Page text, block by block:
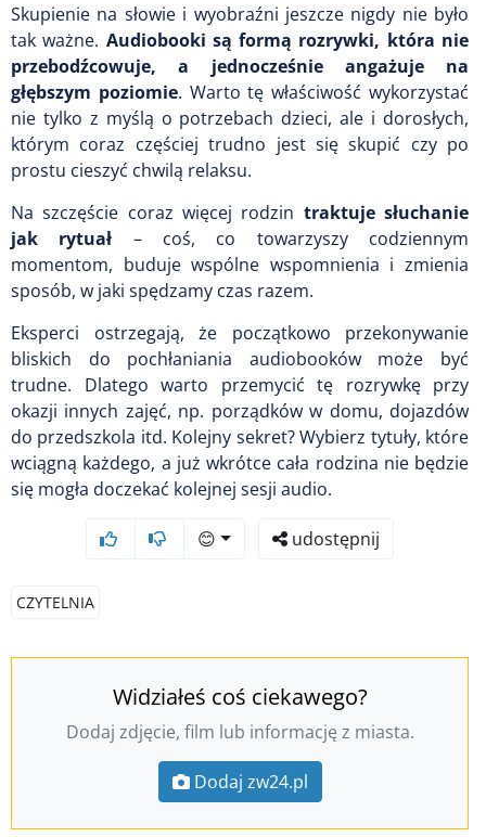
Skupienie na słowie i wyobraźni jeszcze nigdy nie było
tak ważne. Audiobooki są formą rozrywki, która nie
przebodźcowuje, a jednocześnie angażuje na
głębszym poziomie. Warto tę właściwość wykorzystać
nie tylko z myślą o potrzebach dzieci, ale i dorosłych,
którym coraz częściej trudno jest się skupić czy po
prostu cieszyć chwilą relaksu.
Na szczęście coraz więcej rodzin traktuje słuchanie
jak rytuał – coś, co towarzyszy codziennym
momentom, buduje wspólne wspomnienia i zmienia
sposób, w jaki spędzamy czas razem.
Eksperci ostrzegają, że początkowo przekonywanie
bliskich do pochłaniania audiobooków może być
trudne. Dlatego warto przemycić tę rozrywkę przy
okazji innych zajęć, np. porządków w domu, dojazdów
do przedszkola itd. Kolejny sekret? Wybierz tytuły, które
wciągną każdego, a już wkrótce cała rodzina nie będzie
się mogła doczekać kolejnej sesji audio.
😊 udostępnij
CZYTELNIA
Widziałeś coś ciekawego?
Dodaj zdjęcie, film lub informację z miasta.
Dodaj zw24.pl